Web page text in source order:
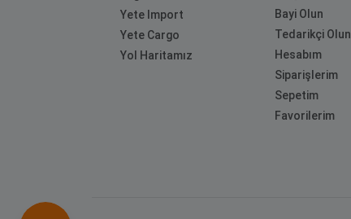
Yete Import
Yete Cargo
Yol Haritamız
Bayi Olun
Tedarikçi Olun
Hesabım
Siparişlerim
Sepetim
Favorilerim